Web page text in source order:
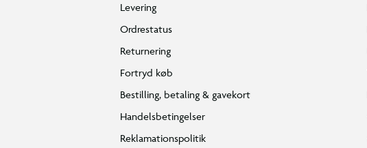
Levering
Ordrestatus
Returnering
Fortryd køb
Bestilling, betaling & gavekort
Handelsbetingelser
Reklamationspolitik